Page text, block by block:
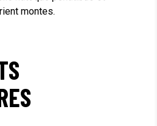
montes.